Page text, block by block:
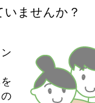
ませんか？